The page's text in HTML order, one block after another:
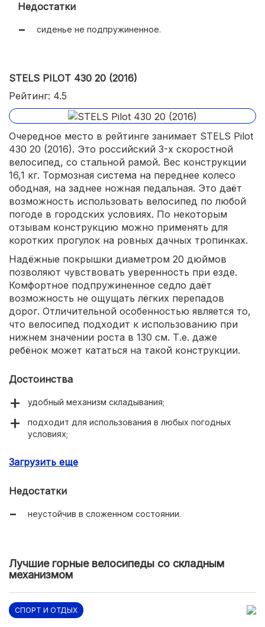
Недостатки
сиденье не подпружиненное.
STELS PILOT 430 20 (2016)
Рейтинг: 4.5
Очередное место в рейтинге занимает STELS Pilot
430 20 (2016). Это российский 3-х скоростной
велосипед, со стальной рамой. Вес конструкции
16,1 кг. Тормозная система на переднее колесо
ободная, на заднее ножная педальная. Это даёт
возможность использовать велосипед по любой
погоде в городских условиях. По некоторым
отзывам конструкцию можно применять для
коротких прогулок на ровных дачных тропинках.
Надёжные покрышки диаметром 20 дюймов
позволяют чувствовать уверенность при езде.
Комфортное подпружиненное седло даёт
возможность не ощущать лёгких перепадов
дорог. Отличительной особенностью является то,
что велосипед подходит к использованию при
нижнем значении роста в 130 см. Т.е. даже
ребёнок может кататься на такой конструкции.
Достоинства
удобный механизм складывания;
подходит для использования в любых погодных
условиях;
Загрузить еще
Недостатки
неустойчив в сложенном состоянии.
Лучшие горные велосипеды со складным
механизмом
СПОРТ И ОТДЫХ